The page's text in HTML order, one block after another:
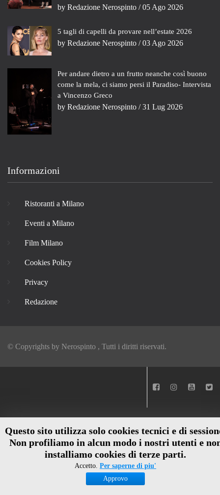
Questo sito utilizza solo cookies tecnici e di
Non profiliamo in alcun modo i nostri utenti e
installiamo cookies di terze parti.
Accetto. Per saperne di piu'
Approvo
by Redazione Nerospinto / 05 Ago 2026
5 tagli di capelli da provare nell’estate 2026
by Redazione Nerospinto / 03 Ago 2026
Per andare dietro a un frutto neanche così buono
come la mela, ci siamo persi il Paradiso- Intervista
a Vincenzo Greco
by Redazione Nerospinto / 31 Lug 2026
Informazioni
Ristoranti a Milano
Eventi a Milano
Film Milano
Cookies Policy
Privacy
Redazione
© Copyrights by Nerospinto , Tutti i diritti riservati.